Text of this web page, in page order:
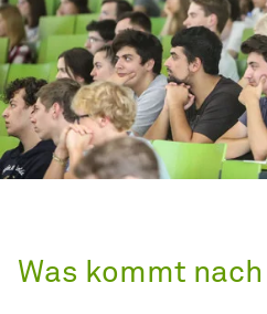
Was kommt